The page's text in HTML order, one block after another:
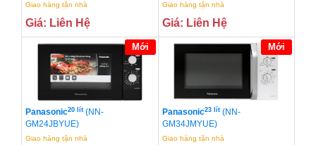
Giao hàng tận nhà
Giá: Liên Hệ
Giao hàng tận nhà
Giá: Liên Hệ
Mới
Panasonic20 lít (NN-
GM24JBYUE)
Giao hàng tận nhà
Mới
Panasonic23 lít (NN-
GM34JMYUE)
Giao hàng tận nhà